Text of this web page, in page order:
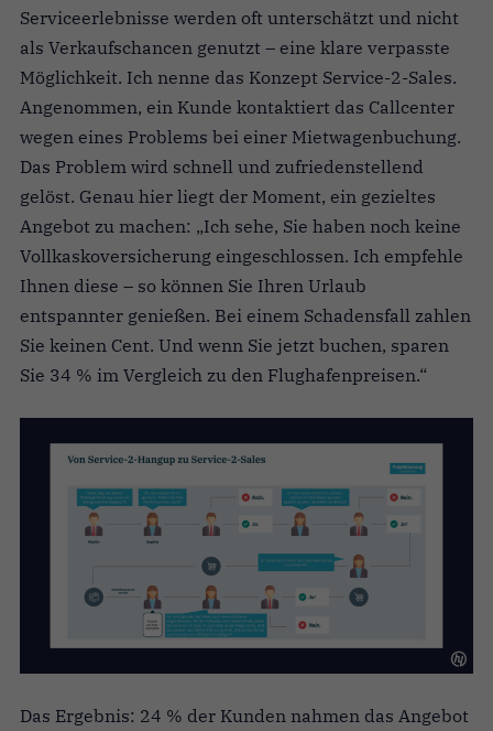
Serviceerlebnisse werden oft unterschätzt und nicht
als Verkaufschancen genutzt – eine klare verpasste
Möglichkeit. Ich nenne das Konzept Service-2-Sales.
Angenommen, ein Kunde kontaktiert das Callcenter
wegen eines Problems bei einer Mietwagenbuchung.
Das Problem wird schnell und zufriedenstellend
gelöst. Genau hier liegt der Moment, ein gezieltes
Angebot zu machen: „Ich sehe, Sie haben noch keine
Vollkaskoversicherung eingeschlossen. Ich empfehle
Ihnen diese – so können Sie Ihren Urlaub
entspannter genießen. Bei einem Schadensfall zahlen
Sie keinen Cent. Und wenn Sie jetzt buchen, sparen
Sie 34 % im Vergleich zu den Flughafenpreisen.“
Das Ergebnis: 24 % der Kunden nahmen das Angebot